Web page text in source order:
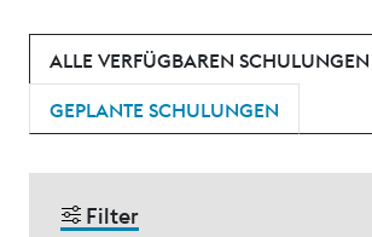
ALLE VERFÜGBAREN SCHULUNGEN
GEPLANTE SCHULUNGEN
Filter